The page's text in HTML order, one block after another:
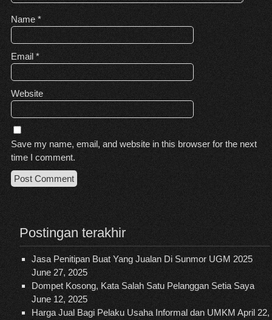
Name *
Email *
Website
Save my name, email, and website in this browser for the next
time I comment.
Postingan terakhir
Jasa Penitipan Buat Yang Jualan Di Sunmor UGM 2025
June 27, 2025
Dompet Kosong, Kata Salah Satu Pelanggan Setia Saya
June 12, 2025
Harga Jual Bagi Pelaku Usaha Informal dan UMKM April 22,